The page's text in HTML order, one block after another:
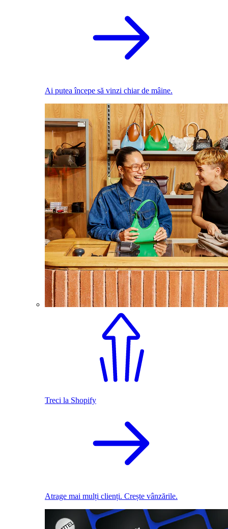
Ai putea începe să vinzi chiar de mâine.
Treci la Shopify
Atrage mai mulți clienți. Crește vânzările.